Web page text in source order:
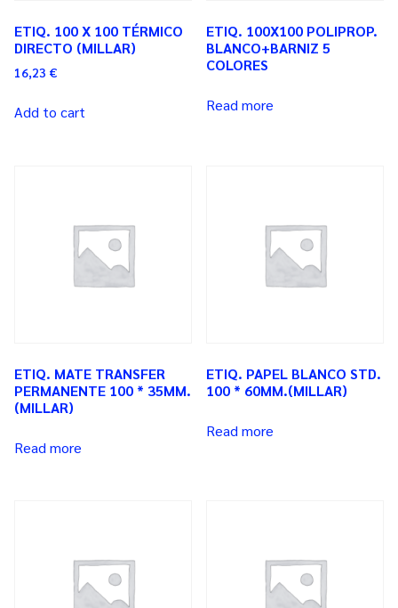
ETIQ. 100 X 100 TÉRMICO
DIRECTO (MILLAR)
16,23 €
Add to cart
ETIQ. 100X100 POLIPROP.
BLANCO+BARNIZ 5
COLORES
Read more
ETIQ. MATE TRANSFER
PERMANENTE 100 * 35MM.
(MILLAR)
Read more
ETIQ. PAPEL BLANCO STD.
100 * 60MM.(MILLAR)
Read more